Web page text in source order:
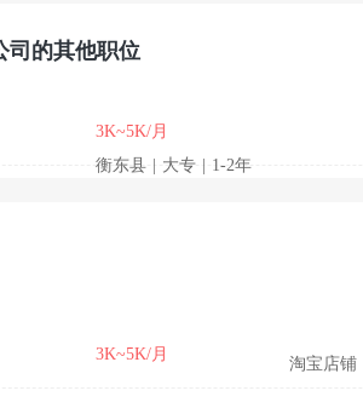
司的其他职位
3K~5K/月
衡东县
大专 1-2年
3K~5K/月
淘宝店铺